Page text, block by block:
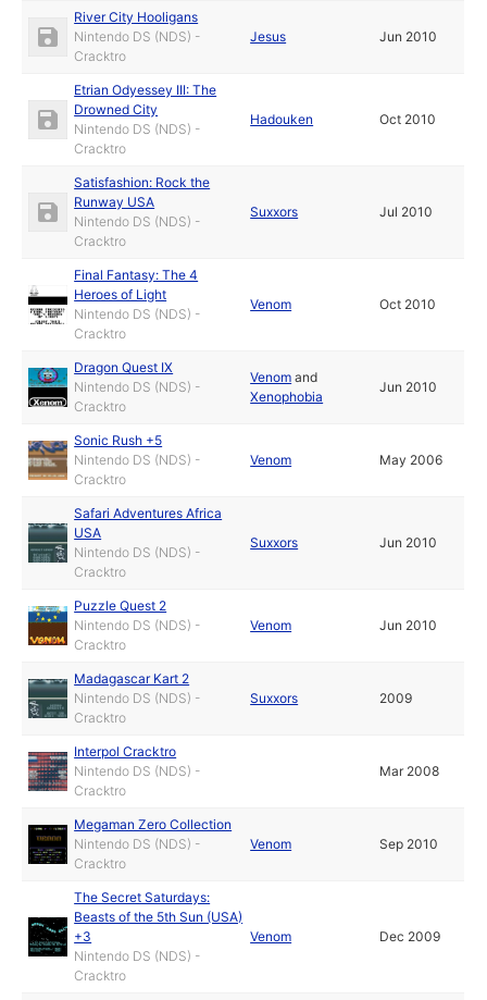
River City Hooligans
Nintendo DS (NDS) -
Cracktro
Jesus Jun 2010
Etrian Odyessey III: The
Drowned City
Nintendo DS (NDS) -
Cracktro
Hadouken Oct 2010
Satisfashion: Rock the
Runway USA
Nintendo DS (NDS) -
Cracktro
Suxxors Jul 2010
Final Fantasy: The 4
Heroes of Light
Nintendo DS (NDS) -
Cracktro
Venom Oct 2010
Dragon Quest IX
Nintendo DS (NDS) -
Cracktro
Venom and
Xenophobia
Jun 2010
Sonic Rush +5
Nintendo DS (NDS) -
Cracktro
Venom May 2006
Safari Adventures Africa
USA
Nintendo DS (NDS) -
Cracktro
Suxxors Jun 2010
Puzzle Quest 2
Nintendo DS (NDS) -
Cracktro
Venom Jun 2010
Madagascar Kart 2
Nintendo DS (NDS) -
Cracktro
Suxxors 2009
Interpol Cracktro
Nintendo DS (NDS) -
Cracktro
Mar 2008
Megaman Zero Collection
Nintendo DS (NDS) -
Cracktro
Venom Sep 2010
The Secret Saturdays:
Beasts of the 5th Sun (USA)
+3
Nintendo DS (NDS) -
Cracktro
Venom Dec 2009